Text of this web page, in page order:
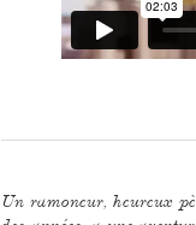
Un ramoneur, heureux